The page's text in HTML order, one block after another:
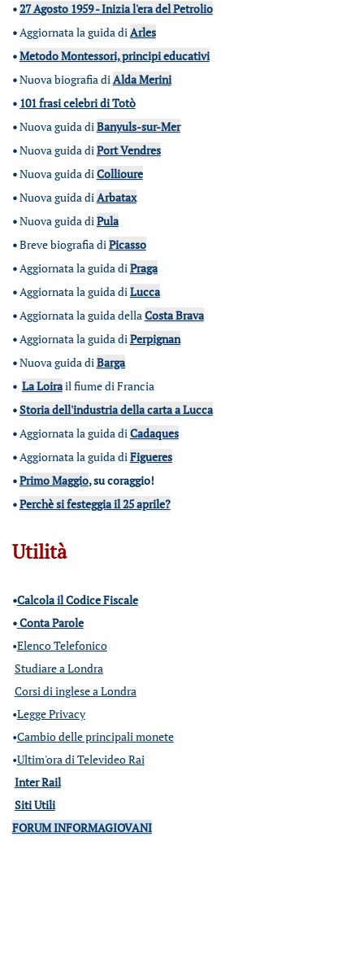
•27 Agosto 1959 - Inizia l'era del Petrolio
•Aggiornata la guida diArles
•Metodo Montessori, principi educativi
•Nuova biografia diAlda Merini
• 101 frasi celebri di Totò
•Nuova guida diBanyuls-sur-Mer
•Nuova guida diPort Vendres
•Nuova guida diCollioure
•Nuova guida diArbatax
•Nuova guida diPula
•Breve biografia diPicasso
•Aggiornata la guida diPraga
•Aggiornata la guida diLucca
•Aggiornata la guida dellaCosta Brava
•Aggiornata la guida diPerpignan
•Nuova guida diBarga
• La Loirail fiume di Francia
•Storia dell'industria della carta a Lucca
•Aggiornata la guida diCadaques
•Aggiornata la guida diFigueres
•Primo Maggio, su coraggio!
•Perchè si festeggia il 25 aprile?
Utilità
•Calcola il Codice Fiscale
•Conta Parole
•Elenco Telefonico
Studiare a Londra
Corsi di inglese a Londra
•Legge Privacy
•Cambio delle principali monete
•Ultim'ora di Televideo Rai
Inter Rail
Siti Utili
FORUM INFORMAGIOVANI